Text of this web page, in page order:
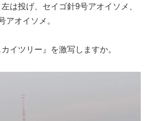
は投げ、セイゴ針9号アオイソメ、
アオイソメ。
イツリー』を激写しますか。